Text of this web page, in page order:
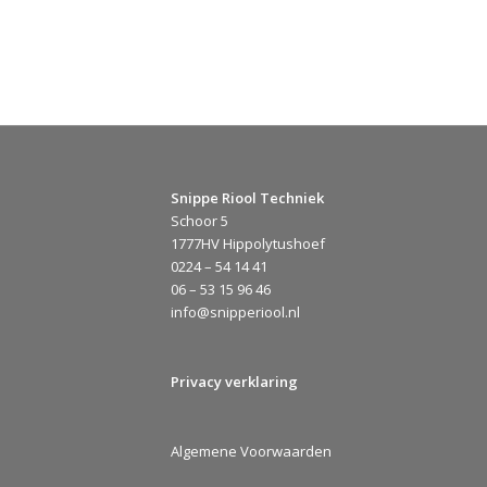
Snippe Riool Techniek
Schoor 5
1777HV Hippolytushoef
0224 – 54 14 41
06 – 53 15 96 46
info@snipperiool.nl
Privacy verklaring
Algemene Voorwaarden